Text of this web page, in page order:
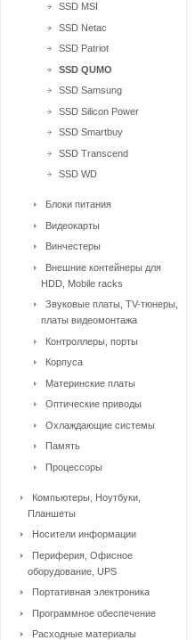
SSD MSI
SSD Netac
SSD Patriot
SSD QUMO
SSD Samsung
SSD Silicon Power
SSD Smartbuy
SSD Transcend
SSD WD
Блоки питания
Видеокарты
Винчестеры
Внешние контейнеры для
HDD, Mobile racks
Звуковые платы, TV-тюнеры,
платы видеомонтажа
Контроллеры, порты
Корпуса
Материнские платы
Оптические приводы
Охлаждающие системы
Память
Процессоры
Компьютеры, Ноутбуки,
Планшеты
Носители информации
Периферия, Офисное
оборудование, UPS
Портативная электроника
Программное обеспечение
Расходные материалы